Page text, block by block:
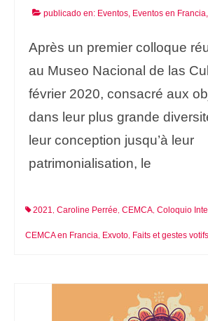
publicado en: Eventos, Eventos en Francia,
Après un premier colloque
au Museo Nacional de las
février 2020, consacré aux
dans leur plus grande
leur conception jusqu’à leur
patrimonialisation, le
2021, Caroline Perrée, CEMCA, Coloquio
CEMCA en Francia, Exvoto, Faits et gestes votifs